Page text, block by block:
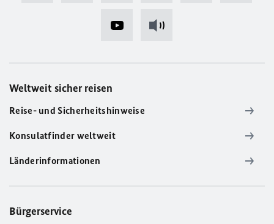
Weltweit sicher reisen
Reise- und Sicherheitshinweise
Konsulatfinder weltweit
Länderinformationen
Bürgerservice